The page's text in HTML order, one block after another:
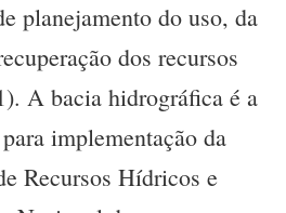
planejamento do uso, da
dos recursos
A bacia hidrográfica é a
implementação da
Recursos Hídricos e